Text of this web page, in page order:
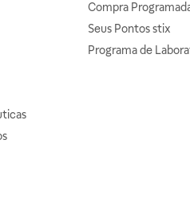
Compra
Seus Pontos stix
Programa de